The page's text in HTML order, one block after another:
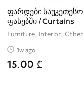
ფარდები საუკეთესო
ფასებში / Curtains
Furniture, Interior, Other
1w ago
15.00 ₾